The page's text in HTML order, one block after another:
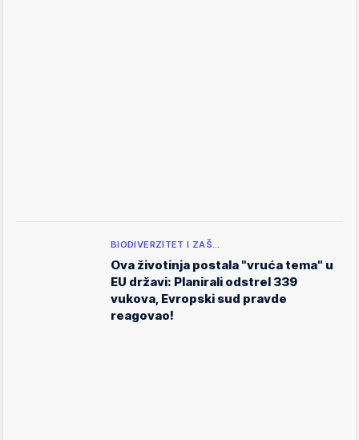
BIODIVERZITET I ZAŠ…
Ova životinja postala "vruća tema" u
EU državi: Planirali odstrel 339
vukova, Evropski sud pravde
reagovao!